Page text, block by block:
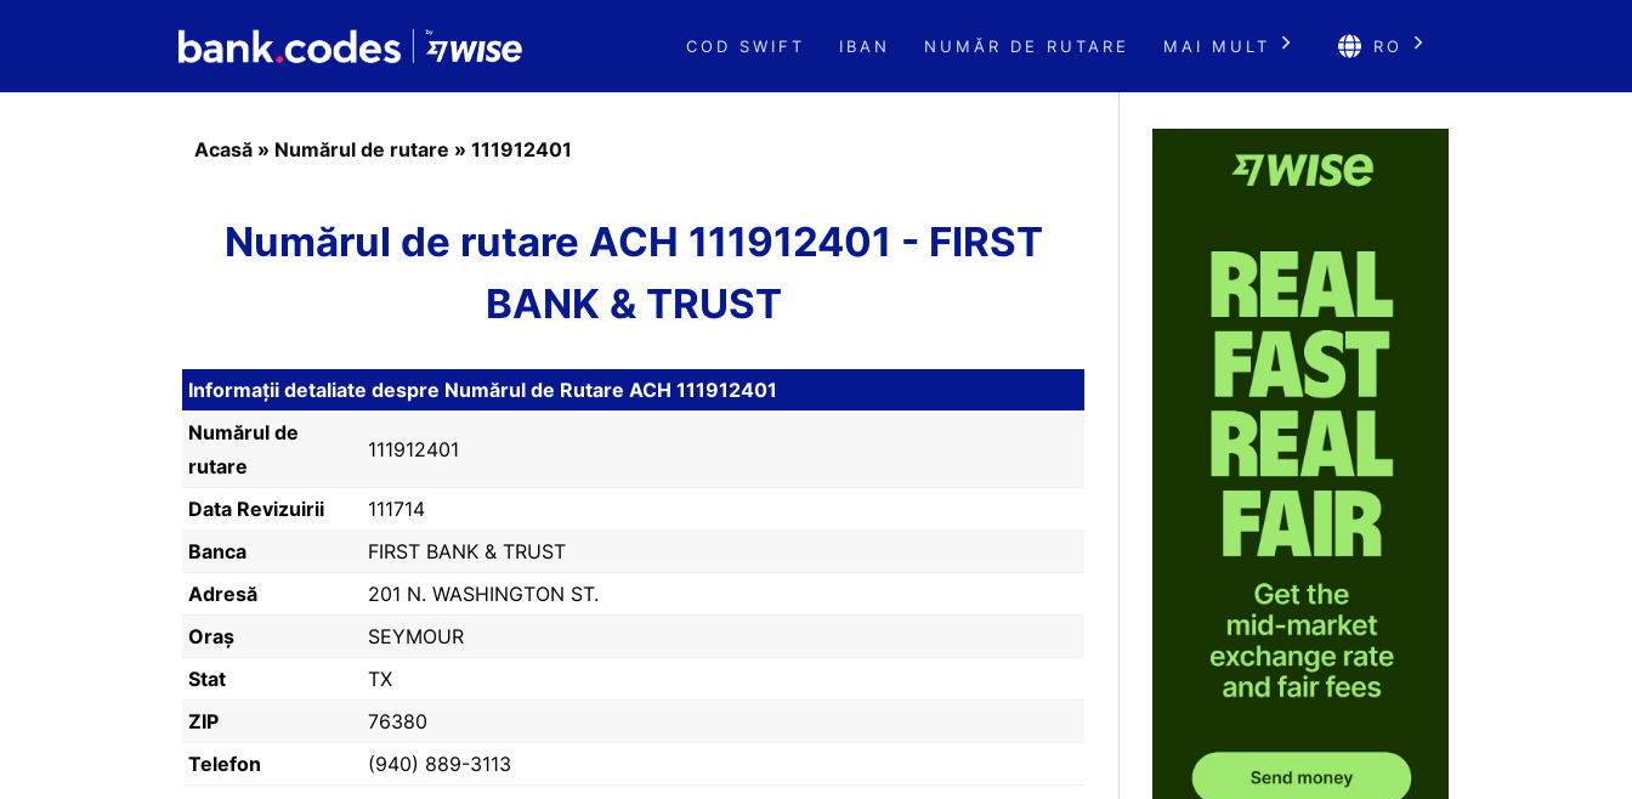
COD SWIFT IBAN NUMĂR DE RUTARE MAI MULT RO
Acasă » Numărul de rutare » 111912401
Numărul de rutare ACH 111912401 - FIRST
BANK & TRUST
Informații detaliate despre Numărul de Rutare ACH 111912401
Numărul de
rutare
111912401
Data Revizuirii
111714
Banca
FIRST BANK & TRUST
Adresă
201 N. WASHINGTON ST.
Oraș
SEYMOUR
Stat
TX
ZIP
76380
Telefon
(940) 889-3113